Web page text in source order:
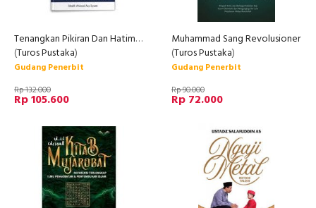
Tenangkan Pikiran Dan Hatimu Setiap Saat (HC)
(Turos Pustaka)
Gudang Penerbit
Rp 132.000
Rp 105.600
Muhammad Sang Revolusioner
(Turos Pustaka)
Gudang Penerbit
Rp 90.000
Rp 72.000